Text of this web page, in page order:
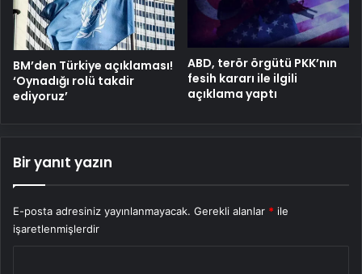
BM’den Türkiye açıklaması!
‘Oynadığı rolü takdir
ediyoruz’
ABD, terör örgütü PKK’nın
fesih kararı ile ilgili
açıklama yaptı
Bir yanıt yazın
E-posta adresiniz yayınlanmayacak. Gerekli alanlar * ile
işaretlenmişlerdir